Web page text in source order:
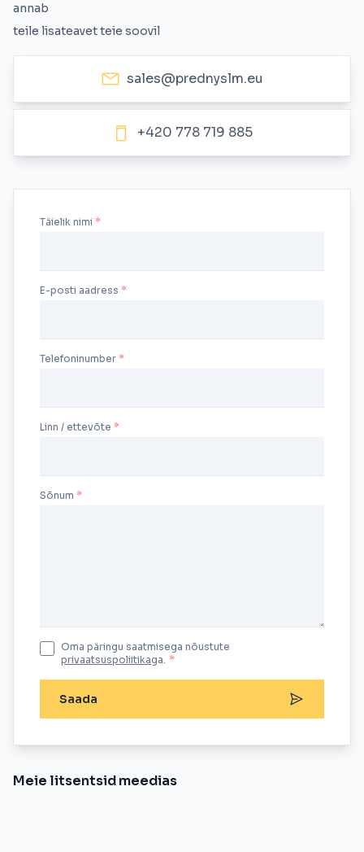
annab
teile lisateavet teie soovil
sales@prednyslm.eu
+420 778 719 885
Sõnum
Täielik nimi
E-posti aadress
Telefoninumber
Linn / ettevõte
Oma päringu saatmisega nõustute
privaatsuspoliitikaga. *
Saada
Meie litsentsid meedias